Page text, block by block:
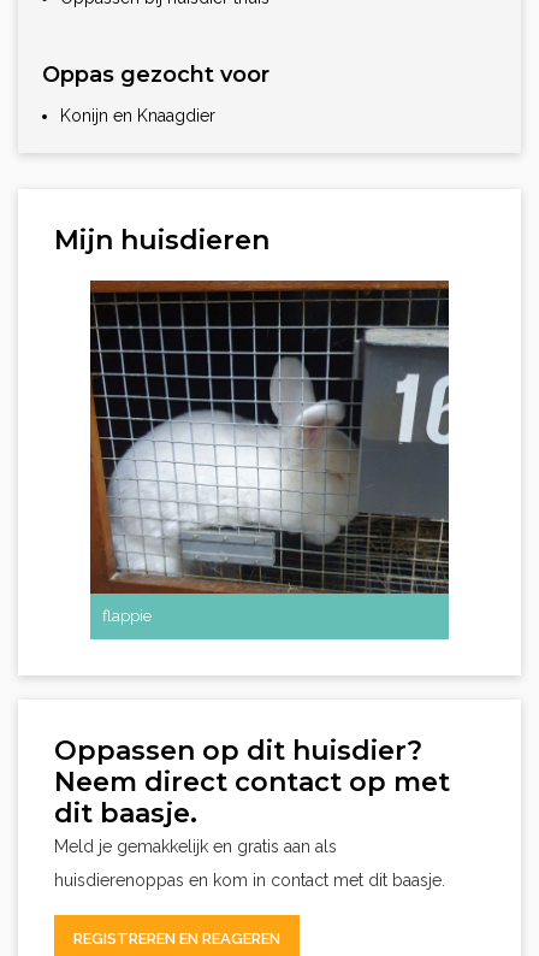
Oppas gezocht voor
Konijn en Knaagdier
Mijn huisdieren
flappie
Oppassen op dit huisdier?
Neem direct contact op met
dit baasje.
Meld je gemakkelijk en gratis aan als
huisdierenoppas en kom in contact met dit baasje.
REGISTREREN EN REAGEREN